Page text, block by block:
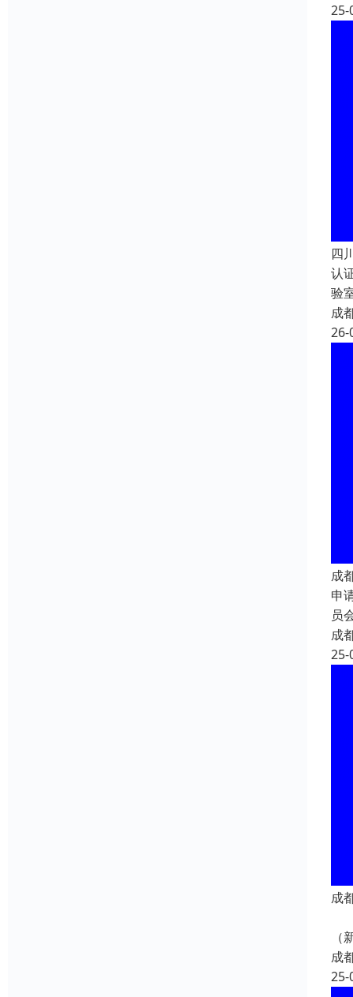
25-
四
认
验
成
26-
成
申
员
成
25-
成
成
25-